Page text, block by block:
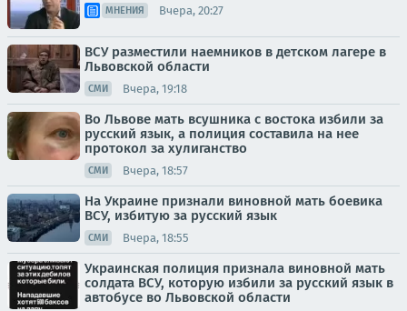
МНЕНИЯ Вчера, 20:27
ВСУ разместили наемников в детском лагере в
Львовской области
СМИ Вчера, 19:18
Во Львове мать всушника с востока избили за
русский язык, а полиция составила на нее
протокол за хулиганство
СМИ Вчера, 18:57
На Украине признали виновной мать боевика
ВСУ, избитую за русский язык
СМИ Вчера, 18:55
Украинская полиция признала виновной мать
солдата ВСУ, которую избили за русский язык в
автобусе во Львовской области